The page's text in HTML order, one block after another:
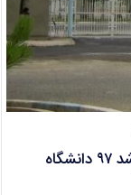
اعلام جزئیات شهریه دوره شبانه کارشناسی ارشد ۹۷ دانشگاه